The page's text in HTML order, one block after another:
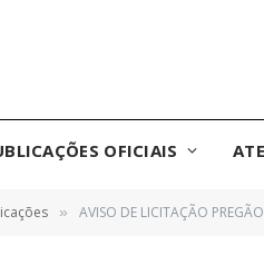
OFICIAIS
» AVISO DE LICITAÇÃO